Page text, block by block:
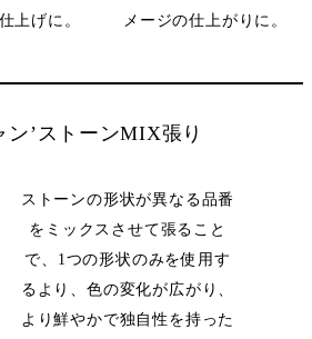
上げに。 メージの仕上がりに。
ン’ストーンMIX張り
ストーンの形状が異なる品番
をミックスさせて張ること
で、1つの形状のみを使用す
るより、色の変化が広がり、
より鮮やかで独自性を持った